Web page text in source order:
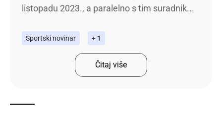
listopadu 2023., a paralelno s tim suradnik...
Sportski novinar + 1
Čitaj više